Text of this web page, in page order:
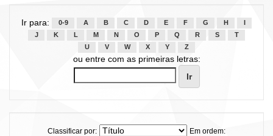
Ir para: 0-9 A B C D E F G H
J
K L M N O P Q R S
T
U
V W X Y Z
ou entre com as primeiras letras:
Classificar por:
Em ordem: